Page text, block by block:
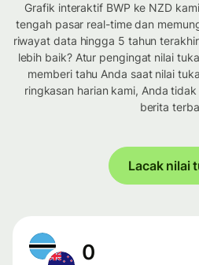
Grafik interaktif BWP ke NZD
tengah pasar real-time dan
riwayat data hingga 5 tahun
lebih baik? Atur pengingat nilai
memberi tahu Anda saat nilai
ringkasan harian kami, Anda
berita
Lacak nilai
0